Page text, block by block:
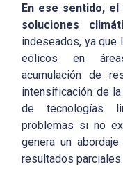
En ese sentido,
soluciones
indeseados, ya que
eólicos en
acumulación de
intensificación de
de tecnologías
problemas si no
genera un
resultados parciales.